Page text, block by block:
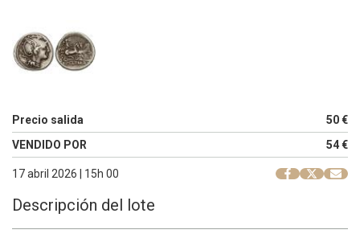
Precio salida
50 €
VENDIDO POR
54 €
17 abril 2026 | 15h 00
Descripción del lote